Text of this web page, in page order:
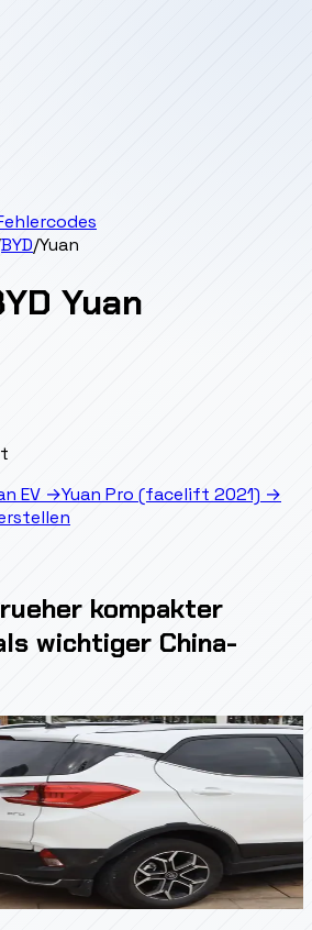
BYD/Yuan
Yuan
EV →Yuan Pro (facelift 2021) →
kompakter
wichtiger China-